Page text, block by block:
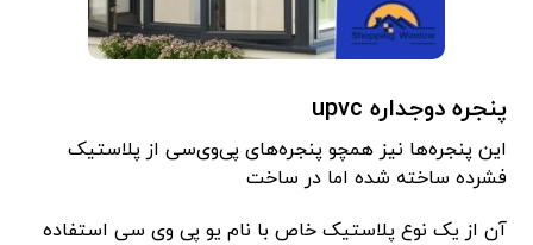
پنجره دوجداره upvc
این پنجره‌ها نیز همچو پنجره‌های پی‌وی‌سی از پلاستیک
فشرده ساخته شده اما در ساخت
آن از یک نوع پلاستیک خاص با نام یو پی وی سی استفاده